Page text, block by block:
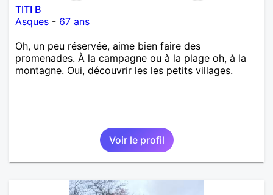
TITI B
Asques - 67 ans
Oh, un peu réservée, aime bien faire des
promenades. À la campagne ou à la plage oh, à la
montagne. Oui, découvrir les les petits villages.
Voir le profil